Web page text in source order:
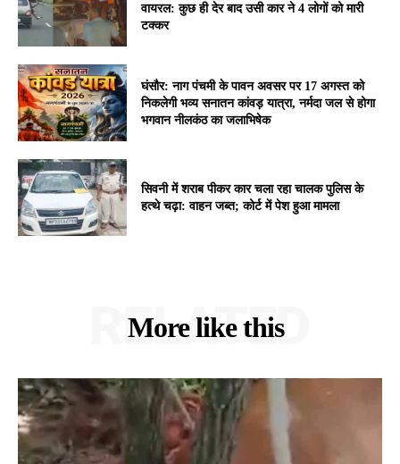
वायरल: कुछ ही देर बाद उसी कार ने 4 लोगों को मारी
टक्कर
घंसौर: नाग पंचमी के पावन अवसर पर 17 अगस्त को
निकलेगी भव्य सनातन कांवड़ यात्रा, नर्मदा जल से होगा
भगवान नीलकंठ का जलाभिषेक
सिवनी में शराब पीकर कार चला रहा चालक पुलिस के
हत्थे चढ़ा: वाहन जब्त; कोर्ट में पेश हुआ मामला
More like this
RELATED